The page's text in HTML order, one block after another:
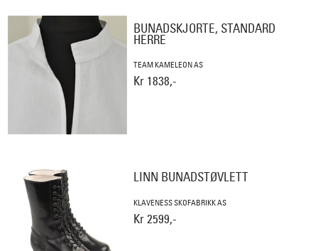
BUNADSKJORTE, STANDARD
HERRE
TEAM KAMELEON AS
Kr 1838,-
LINN BUNADSTØVLETT
KLAVENESS SKOFABRIKK AS
Kr 2599,-